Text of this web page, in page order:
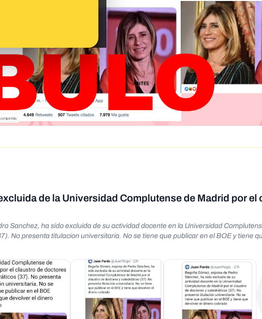
de la Universidad Complutense de Madrid por el
Sanchez, ha sido excluida de su actividad docente en la Universidad
No presenta titulacion universitaria. No se tiene que publicar en el BOE y tiene